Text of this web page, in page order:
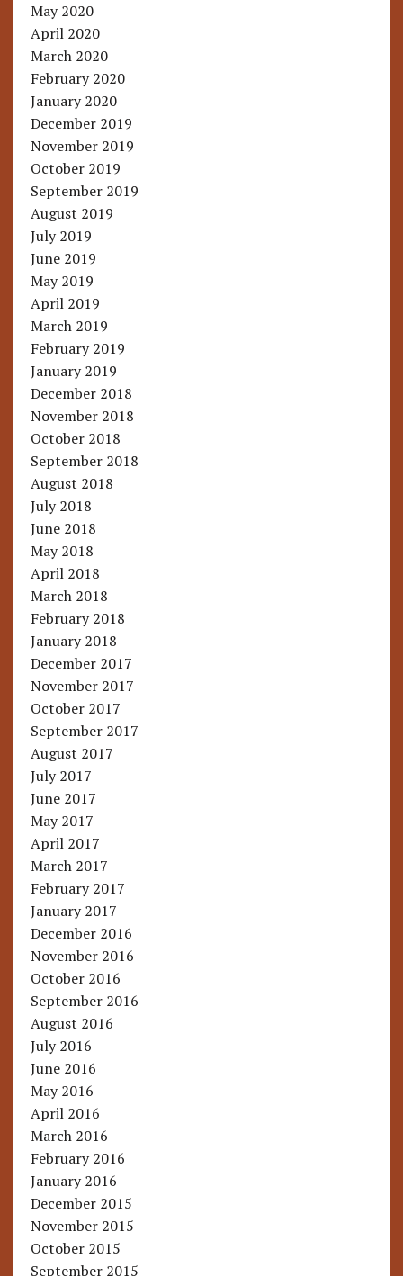
May 2020
April 2020
March 2020
February 2020
January 2020
December 2019
November 2019
October 2019
September 2019
August 2019
July 2019
June 2019
May 2019
April 2019
March 2019
February 2019
January 2019
December 2018
November 2018
October 2018
September 2018
August 2018
July 2018
June 2018
May 2018
April 2018
March 2018
February 2018
January 2018
December 2017
November 2017
October 2017
September 2017
August 2017
July 2017
June 2017
May 2017
April 2017
March 2017
February 2017
January 2017
December 2016
November 2016
October 2016
September 2016
August 2016
July 2016
June 2016
May 2016
April 2016
March 2016
February 2016
January 2016
December 2015
November 2015
October 2015
September 2015